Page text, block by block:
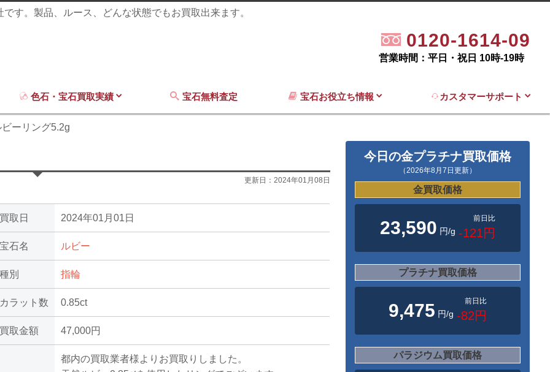
す。製品、ルース、どんな状態でもお買取出来ます。
0120-1614-09
営業時間：平日・祝日 10時-19時
色石・宝石買取実績 宝石無料査定 宝石お役立ち情報 カスタマーサポート
ビーリング5.2g
更新日： 2024年01月08日
買取日 2024年01月01日
宝石名 ルビー
種別 指輪
カラット数 0.85ct
買取金額 47,000円
都内の買取業者様よりお買取りしました。
今日の金プラチナ買取価格
（2026年8月7日更新）
金買取価格
23,590 円/g
前日比
-121円
プラチナ買取価格
9,475 円/g
前日比
-82円
パラジウム買取価格